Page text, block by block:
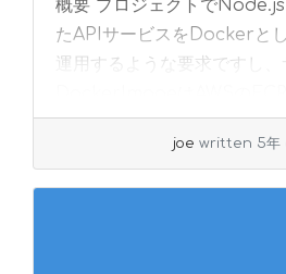
概要 プロジェクトで
たAPIサービスをDockerと
運用するような要求ですし、
Container Rep... »read
joe written 5年